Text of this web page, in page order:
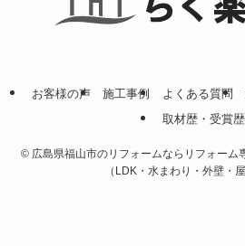
お客様の声 施工事例 よくある質問
取材歴・受賞歴
©広島県福山市のリフォームならリフォーム
（LDK・水まわり・外壁・